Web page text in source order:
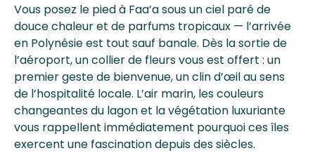
Vous posez le pied à Faa’a sous un ciel paré de
douce chaleur et de parfums tropicaux — l’arrivée
en Polynésie est tout sauf banale. Dès la sortie de
l’aéroport, un collier de fleurs vous est offert : un
premier geste de bienvenue, un clin d’œil au sens
de l’hospitalité locale. L’air marin, les couleurs
changeantes du lagon et la végétation luxuriante
vous rappellent immédiatement pourquoi ces îles
exercent une fascination depuis des siècles.